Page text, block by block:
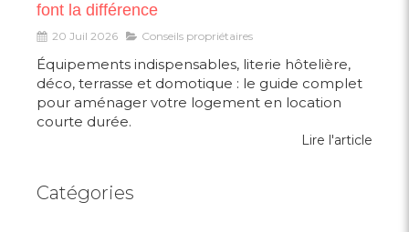
font la différence
20 Juil 2026 Conseils propriétaires
Équipements indispensables, literie hôtelière,
déco, terrasse et domotique : le guide complet
pour aménager votre logement en location
courte durée.
Lire l'article
Catégories